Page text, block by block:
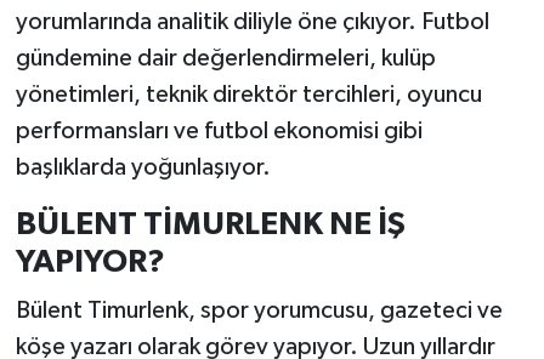
yorumlarında analitik diliyle öne çıkıyor. Futbol
gündemine dair değerlendirmeleri, kulüp
yönetimleri, teknik direktör tercihleri, oyuncu
performansları ve futbol ekonomisi gibi
başlıklarda yoğunlaşıyor.
BÜLENT TİMURLENK NE İŞ
YAPIYOR?
Bülent Timurlenk, spor yorumcusu, gazeteci ve
köşe yazarı olarak görev yapıyor. Uzun yıllardır